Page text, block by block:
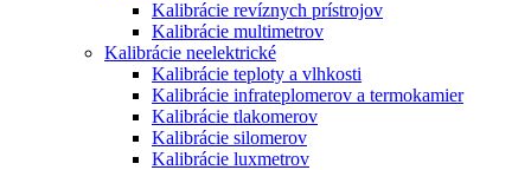
Kalibrácie revíznych prístrojov
Kalibrácie multimetrov
Kalibrácie neelektrické
Kalibrácie teploty a vlhkosti
Kalibrácie infrateplomerov a termokamier
Kalibrácie tlakomerov
Kalibrácie silomerov
Kalibrácie luxmetrov